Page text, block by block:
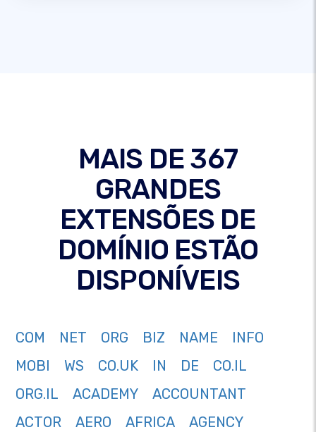
MAIS DE 367
GRANDES
EXTENSÕES DE
DOMÍNIO ESTÃO
DISPONÍVEIS
COM NET ORG BIZ NAME
INFO
MOBI
WS CO.UK IN DE
CO.IL
ORG.IL
ACADEMY
ACCOUNTANT
ACTOR
AERO AFRICA
AGENCY